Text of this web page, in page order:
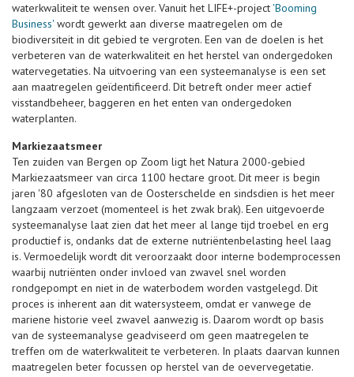
waterkwaliteit te wensen over. Vanuit het LIFE+-project 'Booming
Business' wordt gewerkt aan diverse maatregelen om de
biodiversiteit in dit gebied te vergroten. Een van de doelen is het
verbeteren van de waterkwaliteit en het herstel van ondergedoken
watervegetaties. Na uitvoering van een systeemanalyse is een set
aan maatregelen geïdentificeerd. Dit betreft onder meer actief
visstandbeheer, baggeren en het enten van ondergedoken
waterplanten.
Markiezaatsmeer
Ten zuiden van Bergen op Zoom ligt het Natura 2000-gebied
Markiezaatsmeer van circa 1100 hectare groot. Dit meer is begin
jaren '80 afgesloten van de Oosterschelde en sindsdien is het meer
langzaam verzoet (momenteel is het zwak brak). Een uitgevoerde
systeemanalyse laat zien dat het meer al lange tijd troebel en erg
productief is, ondanks dat de externe nutriëntenbelasting heel laag
is. Vermoedelijk wordt dit veroorzaakt door interne bodemprocessen
waarbij nutriënten onder invloed van zwavel snel worden
rondgepompt en niet in de waterbodem worden vastgelegd. Dit
proces is inherent aan dit watersysteem, omdat er vanwege de
mariene historie veel zwavel aanwezig is. Daarom wordt op basis
van de systeemanalyse geadviseerd om geen maatregelen te
treffen om de waterkwaliteit te verbeteren. In plaats daarvan kunnen
maatregelen beter focussen op herstel van de oevervegetatie.